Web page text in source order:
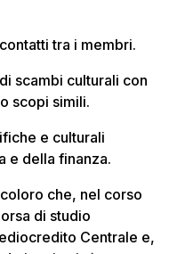
tra i membri.
scambi culturali con
scopi simili.
e culturali
e della finanza.
che, nel corso
di studio
Centrale e,